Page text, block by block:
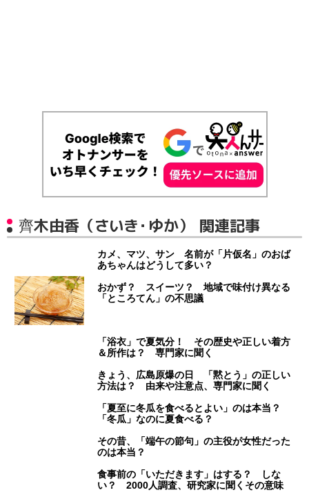
齊木由香（さいき・ゆか） 関連記事
カメ、マツ、サン 名前が「片仮名」のおば
あちゃんはどうして多い？
おかず？ スイーツ？ 地域で味付け異なる
「ところてん」の不思議
「浴衣」で夏気分！ その歴史や正しい着方
＆所作は？ 専門家に聞く
きょう、広島原爆の日 「黙とう」の正しい
方法は？ 由来や注意点、専門家に聞く
「夏至に冬瓜を食べるとよい」のは本当？
「冬瓜」なのに夏食べる？
その昔、「端午の節句」の主役が女性だった
のは本当？
食事前の「いただきます」はする？ しな
い？ 2000人調査、研究家に聞くその意味